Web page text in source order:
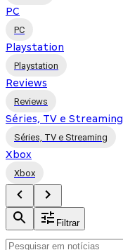
PC
PC
Playstation
Playstation
Reviews
Reviews
Séries, TV e Streaming
Séries, TV e Streaming
Xbox
Xbox
Filtrar